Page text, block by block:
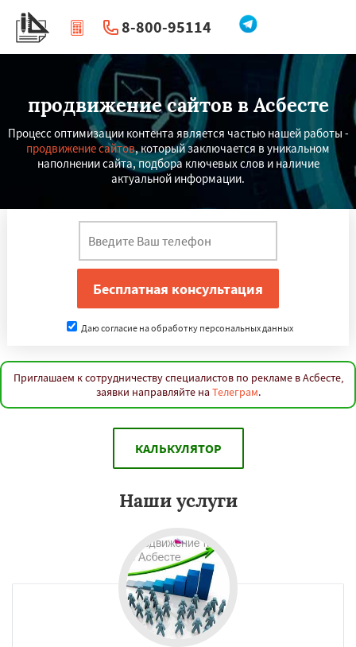
8-800-95114
| Перезвоните мне
продвижение сайтов в Асбесте
Процесс оптимизации контента является частью нашей работы -
продвижение сайтов, который заключается в уникальном
наполнении сайта, подбора ключевых слов и наличие
актуальной информации.
Даю согласие на обработку персональных данных
Приглашаем к сотрудничеству специалистов по рекламе в Асбесте,
заявки направляйте на Телеграм.
КАЛЬКУЛЯТОР
Наши услуги